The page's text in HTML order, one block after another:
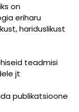
on
eriharu
hariduslikust
teadmisi
jt
publikatsioone